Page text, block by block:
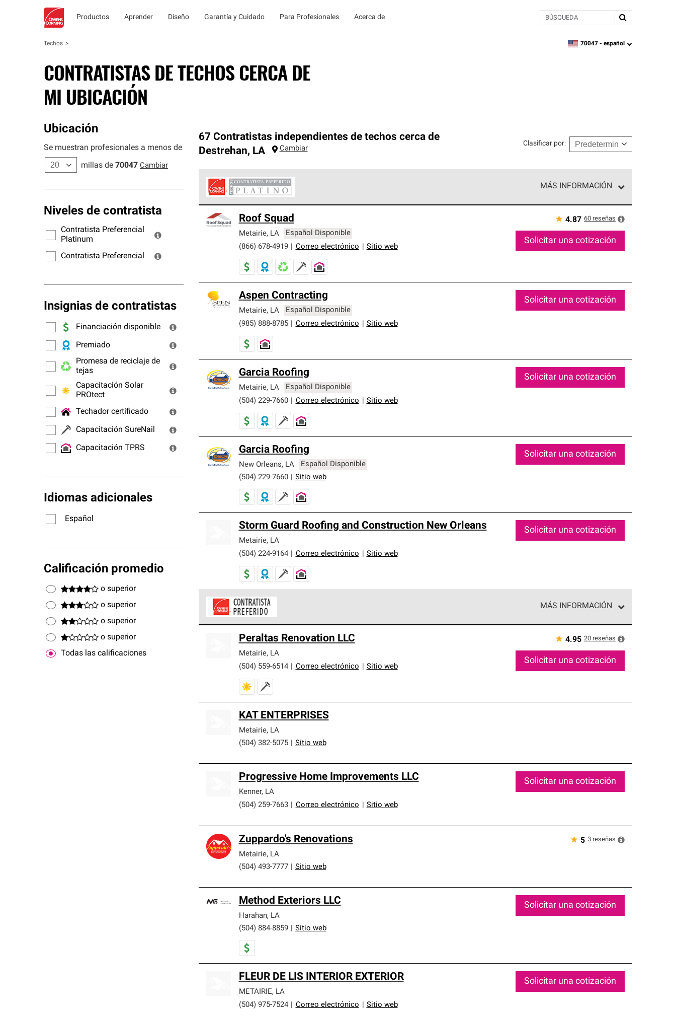
Productos Aprender Diseño Garantía y Cuidado Para Profesionales Acerca de BÚSQUEDA
Techos zipcode,language
70047 - español
CONTRATISTAS DE TECHOS CERCA DE
MI UBICACIÓN
Ubicación
Se muestran profesionales a menos de
millas de 70047 Cambiar
Niveles de contratista
Contratista Preferencial
Platinum
Contratista Preferencial
Insignias de contratistas
Financiación disponible
Premiado
Promesa de reciclaje de
tejas
Capacitación Solar
PROtect
Techador certificado
Capacitación SureNail
Capacitación TPRS
Idiomas adicionales
Español
Calificación promedio
o superior
o superior
o superior
o superior
Todas las calificaciones
67 Contratistas independientes de techos cerca de
Destrehan, LA Cambiar
Clasificar por:
MÁS INFORMACIÓN
cumplen con estándares estrictos de profesionalismo, confiabilidad y destreza incomparable. Solo ellos pueden
ofrecer nuestra mejor garantía de sistemas de techos.
Roof Squad
Metairie, LA
Español Disponible
(866) 678-4919
Correo electrónico Sitio web
★ 4.87 60 reseñas
Solicitar una cotización
Aspen Contracting
Metairie, LA
Español Disponible
(985) 888-8785
Correo electrónico Sitio web
Solicitar una cotización
Garcia Roofing
Metairie, LA
Español Disponible
(504) 229-7660
Correo electrónico Sitio web
Solicitar una cotización
Garcia Roofing
New Orleans, LA
Español Disponible
(504) 229-7660
Sitio web
Solicitar una cotización
Storm Guard Roofing and Construction New Orleans
Metairie, LA
(504) 224-9164
Correo electrónico Sitio web
Solicitar una cotización
MÁS INFORMACIÓN
cumplen con altos estándares y requisitos estrictos de profesionalismo y confiabilidad.
Peraltas Renovation LLC
Metairie, LA
(504) 559-6514
Correo electrónico Sitio web
★ 4.95 20 reseñas
Solicitar una cotización
KAT ENTERPRISES
Metairie, LA
(504) 382-5075
Sitio web
Progressive Home Improvements LLC
Kenner, LA
(504) 259-7663
Correo electrónico Sitio web
Solicitar una cotización
Zuppardo's Renovations
Metairie, LA
(504) 493-7777
Sitio web
★ 5 3 reseñas
Method Exteriors LLC
Harahan, LA
(504) 884-8859
Sitio web
Solicitar una cotización
FLEUR DE LIS INTERIOR EXTERIOR
METAIRIE, LA
(504) 975-7524
Correo electrónico Sitio web
Solicitar una cotización